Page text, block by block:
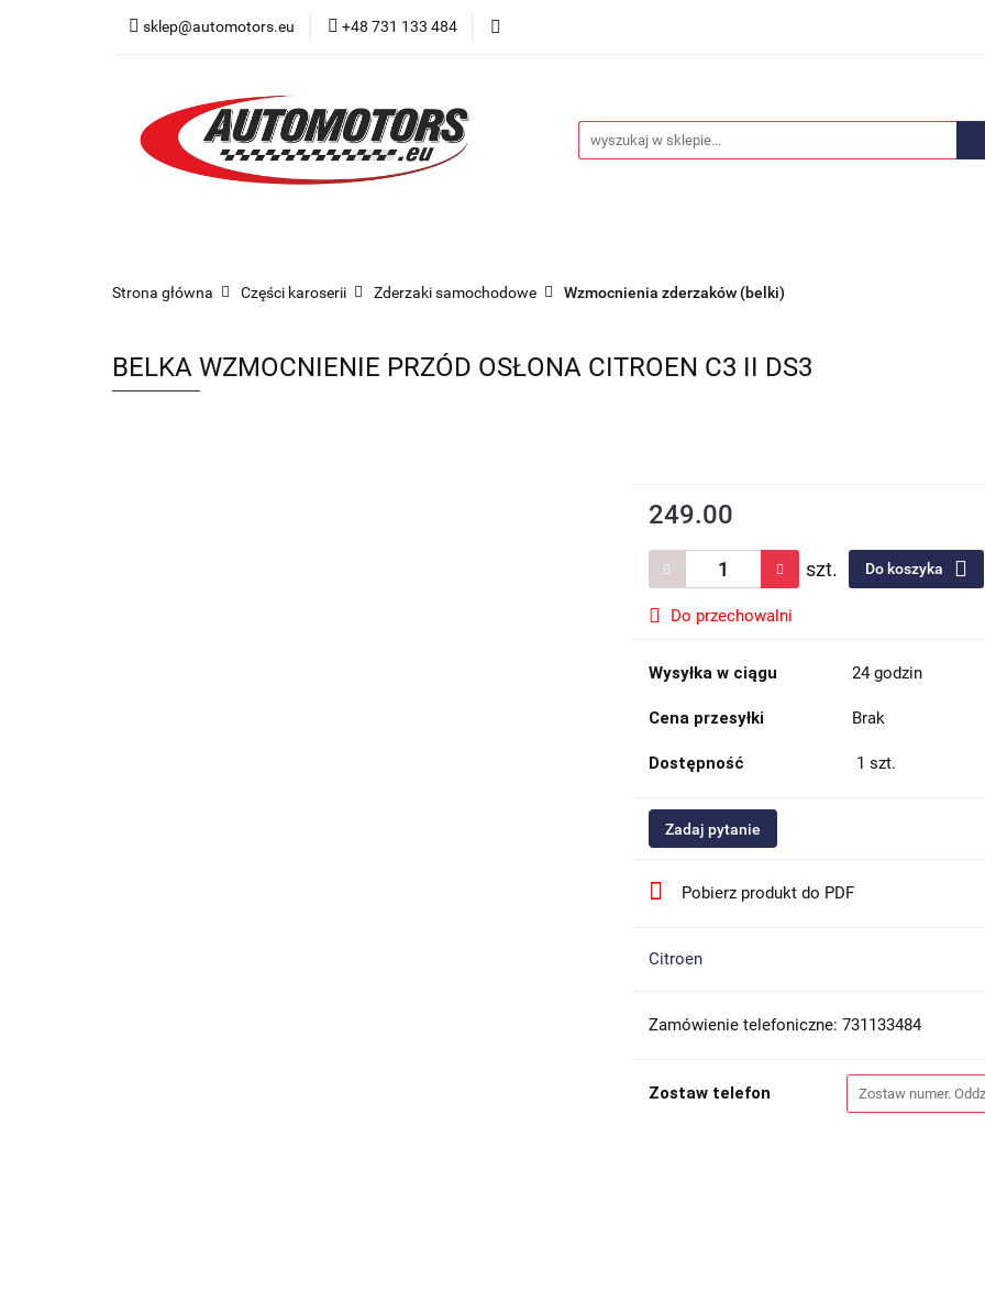
sklep@automotors.eu +48 731 133 484
Części samochodowe
Car audio Nowości
Strona główna Części karoserii Zderzaki samochodowe Wzmocnienia zderzaków (belki)
BELKA WZMOCNIENIE PRZÓD OSŁONA CITROEN C3 II DS3
249.00
szt. Do koszyka
Do przechowalni
Wysyłka w ciągu 24 godzin
Cena przesyłki Brak
Dostępność 1 szt.
Zadaj pytanie
Pobierz produkt do PDF
Citroen
Zamówienie telefoniczne: 731133484
Zostaw telefon